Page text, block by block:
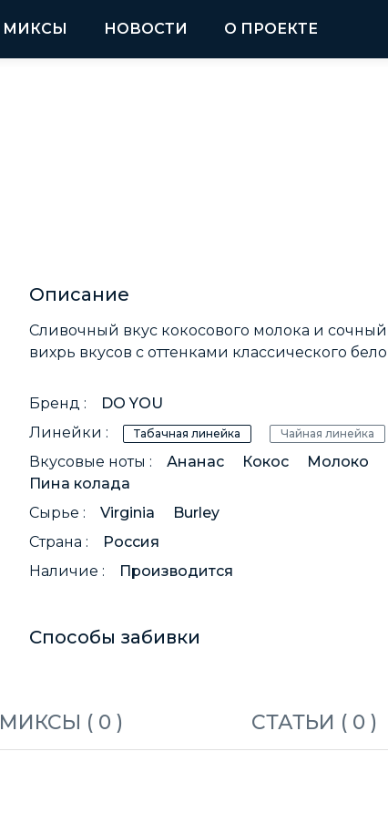
МИКСЫ НОВОСТИ О ПРОЕКТЕ
Описание
Сливочный вкус кокосового молока и сочный
вихрь вкусов с оттенками классического
Бренд :
DO YOU
Линейки :
Табачная линейка Чайная линейка
Вкусовые ноты : Ананас Кокос Молоко
Пина колада
Сырье :
Virginia
Burley
Страна :
Россия
Наличие :
Производится
Способы забивки
МИКСЫ ( 0 ) СТАТЬИ ( 0 )